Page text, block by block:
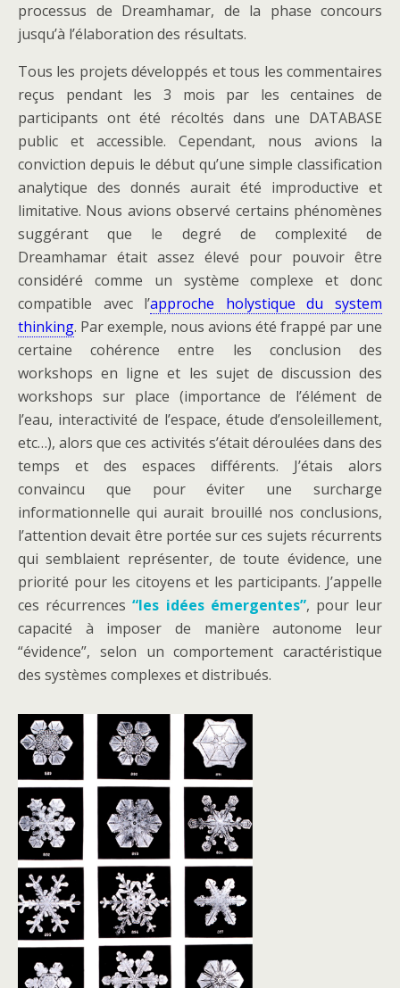
processus de Dreamhamar, de la phase concours
jusqu’à l’élaboration des résultats.
Tous les projets développés et tous les commentaires
reçus pendant les 3 mois par les centaines de
participants ont été récoltés dans une DATABASE
public et accessible. Cependant, nous avions la
conviction depuis le début qu’une simple classification
analytique des donnés aurait été improductive et
limitative. Nous avions observé certains phénomènes
suggérant que le degré de complexité de
Dreamhamar était assez élevé pour pouvoir être
considéré comme un système complexe et donc
compatible avec l’approche holystique du system
thinking. Par exemple, nous avions été frappé par une
certaine cohérence entre les conclusion des
workshops en ligne et les sujet de discussion des
workshops sur place (importance de l’élément de
l’eau, interactivité de l’espace, étude d’ensoleillement,
etc…), alors que ces activités s’était déroulées dans des
temps et des espaces différents. J’étais alors
convaincu que pour éviter une surcharge
informationnelle qui aurait brouillé nos conclusions,
l’attention devait être portée sur ces sujets récurrents
qui semblaient représenter, de toute évidence, une
priorité pour les citoyens et les participants. J’appelle
ces récurrences“les idées émergentes”, pour leur
capacité à imposer de manière autonome leur
“évidence”, selon un comportement caractéristique
des systèmes complexes et distribués.